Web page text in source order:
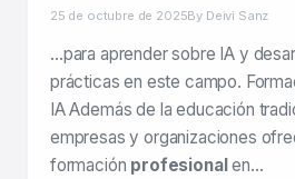
25 de octubre de 2025By Deivi Sanz
…para aprender sobre IA y
prácticas en este campo.
IA Además de la educación
empresas y organizaciones
formación profesionalen…